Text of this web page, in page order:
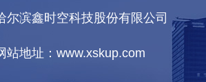
尔滨鑫时空科技股份有限公司
站地址：www.xskup.com